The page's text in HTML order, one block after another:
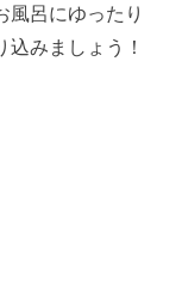
風呂にゆったり
みましょう！